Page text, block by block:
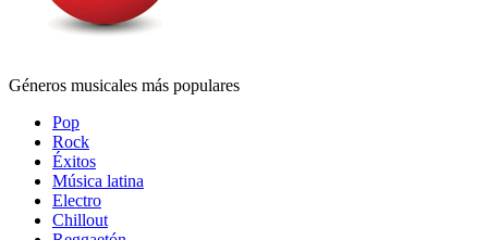
Géneros musicales más populares
Pop
Rock
Éxitos
Música latina
Electro
Chillout